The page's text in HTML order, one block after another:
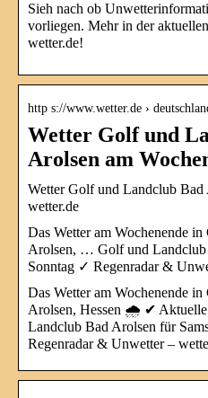
Sieh nach ob
vorliegen. Mehr in der
wetter.de!
http s://www.wetter.de ›
Wetter Golf und
Arolsen am
Wetter Golf und Landclub Bad
wetter.de
Das Wetter am Wochenende
Arolsen, … Golf und Landclub
Sonntag ✓ Regenradar &
Das Wetter am Wochenende
Arolsen, Hessen 🌧️ ✔ Aktuelle
Landclub Bad Arolsen für
Regenradar & Unwetter –